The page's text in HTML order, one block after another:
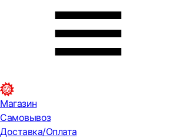
Магазин
Самовывоз
Доставка/Оплата